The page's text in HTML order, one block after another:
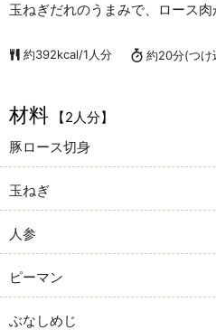
玉ねぎだれのうまみで、ロース肉
約392kcal/1人分 約20分(つけ
材料
【2人分】
豚ロース切身
玉ねぎ
人参
ピーマン
ぶなしめじ